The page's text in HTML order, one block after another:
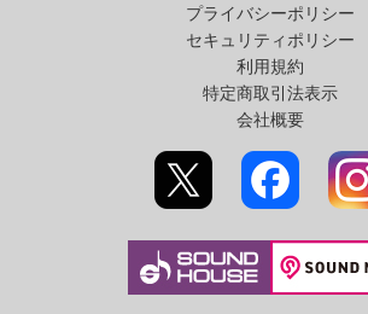
プライバシーポリシー
セキュリティポリシー
利用規約
特定商取引法表示
会社概要